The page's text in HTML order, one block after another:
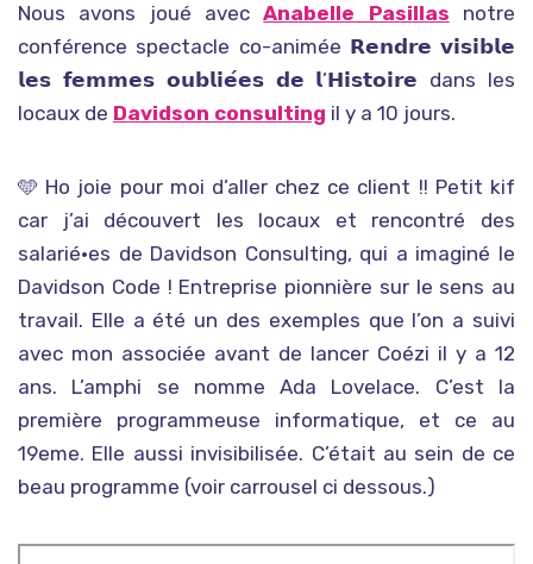
Nous avons joué avecAnabelle Pasillas notre
conférence spectacle co-animée 𝗥𝗲𝗻𝗱𝗿𝗲 𝘃𝗶𝘀𝗶𝗯𝗹𝗲
𝗹𝗲𝘀 𝗳𝗲𝗺𝗺𝗲𝘀 𝗼𝘂𝗯𝗹𝗶𝗲́𝗲𝘀 𝗱𝗲 𝗹’𝗛𝗶𝘀𝘁𝗼𝗶𝗿𝗲 dans les
locaux de Davidson consulting il y a 10 jours.
🩵 Ho joie pour moi d’aller chez ce client !! Petit kif
car j’ai découvert les locaux et rencontré des
salarié·es de Davidson Consulting, qui a imaginé le
Davidson Code ! Entreprise pionnière sur le sens au
travail. Elle a été un des exemples que l’on a suivi
avec mon associée avant de lancer Coézi il y a 12
ans. L’amphi se nomme Ada Lovelace. C’est la
première programmeuse informatique, et ce au
19eme. Elle aussi invisibilisée. C’était au sein de ce
beau programme (voir carrousel ci dessous.)